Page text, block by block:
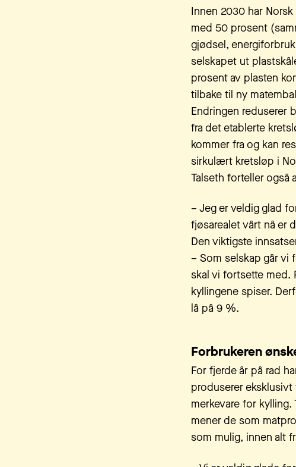
Innen 2030 har
med 50 prosent
gjødsel,
selskapet ut
prosent av plasten
tilbake til ny
Endringen reduserer
fra det etablerte
kommer fra og kan
sirkulært kretsløp i
Talseth forteller også
– Jeg er veldig glad
fjøsarealet vårt nå er
Den viktigste
– Som selskap går vi
skal vi fortsette med.
kyllingene spiser.
lå på 9 %.
Forbrukeren
For fjerde år på rad
produserer
merkevare for
mener de som
som mulig, innen alt